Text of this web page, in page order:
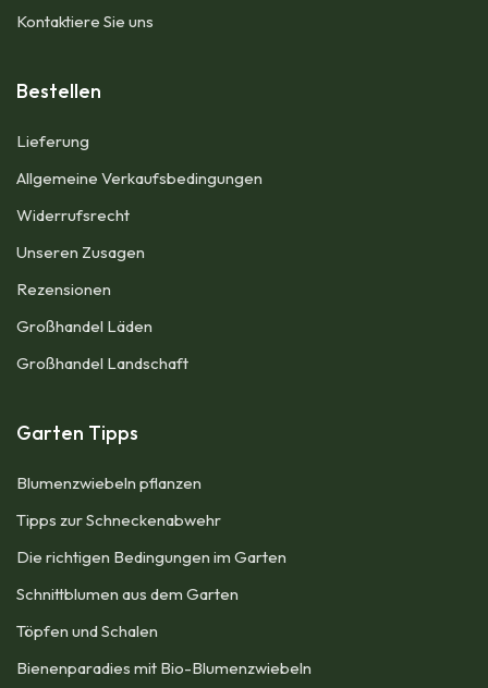
Kontaktiere Sie uns
Bestellen
Lieferung
Allgemeine Verkaufsbedingungen​
Widerrufsrecht
Unseren Zusagen
Rezensionen​
Großhandel Läden
Großhandel Landschaft
Garten Tipps
Blumenzwiebeln pflanzen
Tipps zur Schneckenabwehr
Die richtigen Bedingungen im Garten
Schnittblumen aus dem Garten
Töpfen und Schalen
Bienenparadies mit Bio-Blumenzwiebeln